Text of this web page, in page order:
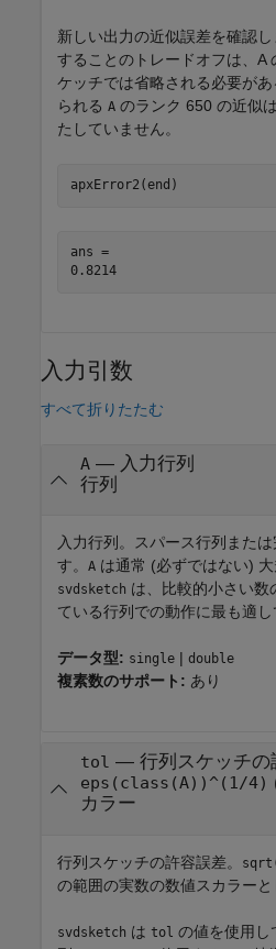
新しい出力の近似誤差を確認
することのトレードオフは、A
ケッチでは省略される必要が
られる A のランク 650 の近似
たしていません。
apxError2(end)
ans =
0.8214
入力引数
すべて折りたたむ
A— 入力行列
行列
入力行列。スパース行列また
す。 A は通常 (必ずではない)
svdsketch は、比較的小さい数
ている行列での動作に最も適し
データ型: single | double
複素数のサポート: あり
tol — 行列スケッチの
eps(class(A))^(1/4)
カラー
行列スケッチの許容誤差。
の範囲の実数の数値スカラーと
svdsketch は tol の値を使用し